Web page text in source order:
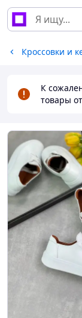
Кроссовки и
К
товары